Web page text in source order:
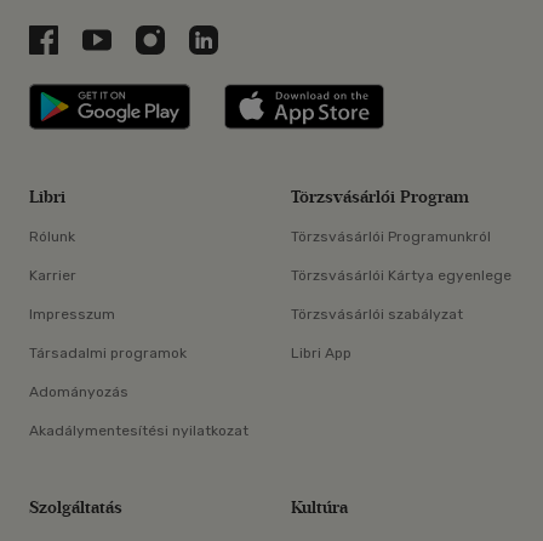
Libri a Facebookon
Libri a Youtube-on
Libri az Instagramon
Libri a LinkedInen
Libri applikáció Szerezd meg: Google
Libri
Rólunk
Karrier
Impresszum
Társadalmi programok
Adományozás
Akadálymentesítési nyilatkozat
Törzsvásárlói Program
Törzsvásárlói Programunkról
Törzsvásárlói Kártya egyenlege
Törzsvásárlói szabályzat
Libri App
Szolgáltatás Kultúra